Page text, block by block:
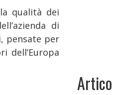
qualità dei
di
pensate per
dell’Europa